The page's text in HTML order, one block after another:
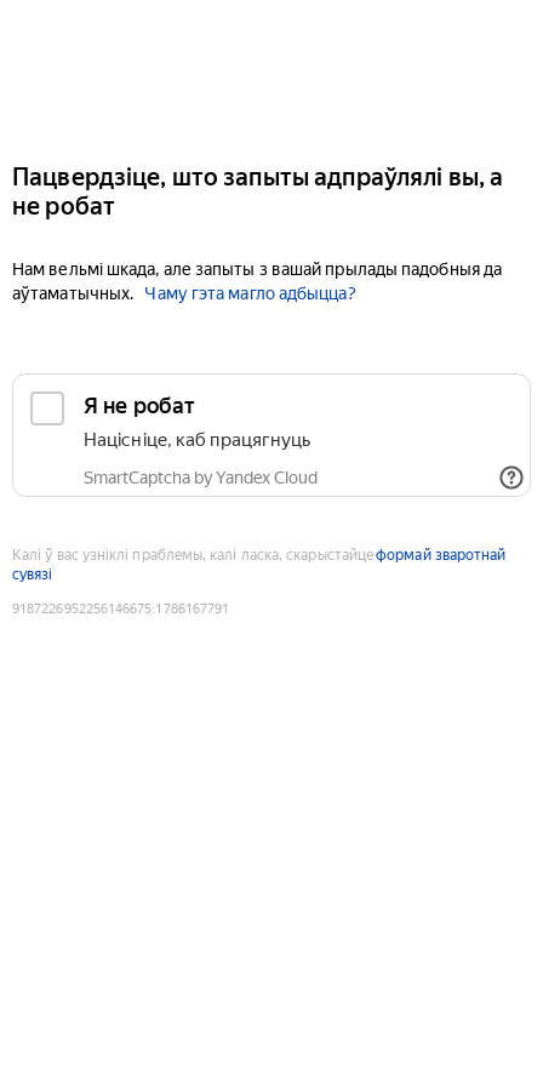
Пацвердзіце, што запыты адпраўлялі вы, а
не робат
Нам вельмі шкада, але запыты з вашай прылады падобныя да
аўтаматычных.
Чаму гэта магло адбыцца?
Я не робат
Націсніце, каб працягнуць
SmartCaptcha by Yandex Cloud
Калі ў вас узніклі праблемы, калі ласка, скарыстайцеформай зваротнай
сувязі
9187226952256146675:1786167791